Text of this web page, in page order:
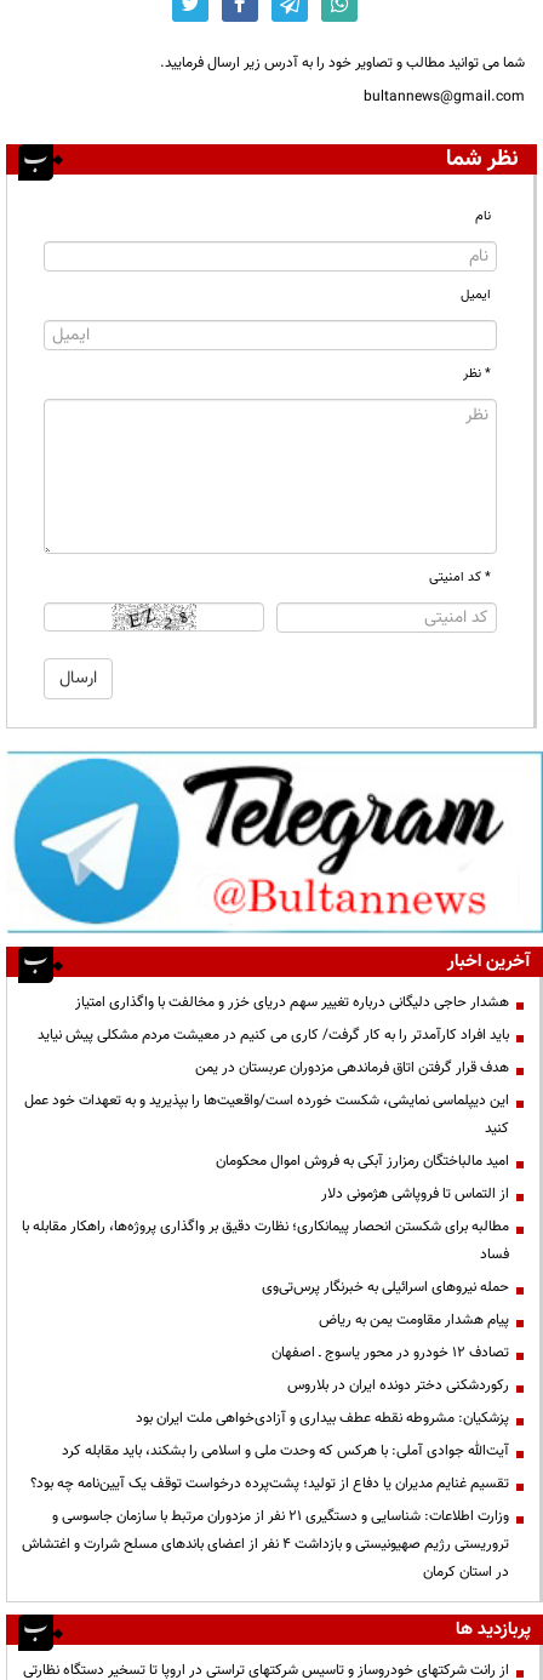
شما می توانید مطالب و تصاویر خود را به آدرس زیر ارسال فرمایید.
bultannews@gmail.com
نظر شما
نام
ایمیل
* نظر
* کد امنیتی
آخرین اخبار
هشدار حاجی دلیگانی درباره تغییر سهم دریای خزر و مخالفت با واگذاری امتیاز
باید افراد کارآمدتر را به کار گرفت/ کاری می کنیم در معیشت مردم مشکلی پیش نیاید
هدف قرار گرفتن اتاق‌ فرماندهی مزدوران عربستان در یمن
این دیپلماسی نمایشی، شکست خورده است/واقعیت‌ها را بپذیرید و به تعهدات خود عمل
کنید
امید مالباختگان رمزارز آبکی به فروش اموال محکومان
از التماس تا فروپاشی هژمونی دلار
مطالبه برای شکستن انحصار پیمانکاری؛ نظارت دقیق بر واگذاری پروژه‌ها، راهکار مقابله با
فساد
حمله نیروهای اسرائیلی به خبرنگار پرس‌تی‌وی
پیام هشدار مقاومت یمن به ریاض
تصادف ۱۲ خودرو در محور یاسوج ـ اصفهان
رکوردشکنی دختر دونده ایران در بلاروس
پزشکیان: مشروطه نقطه عطف بیداری و آزادی‌خواهی ملت ایران بود
آیت‌الله جوادی آملی: با هرکس که وحدت ملی و اسلامی را بشکند، باید مقابله کرد
تقسیم غنایم مدیران یا دفاع از تولید؛ پشت‌پرده درخواست توقف یک آیین‌نامه چه بود؟
وزارت اطلاعات: شناسایی و دستگیری ۲۱ نفر از مزدوران مرتبط با سازمان جاسوسی و
تروریستی رژیم صهیونیستی و بازداشت ۴ نفر از اعضای باندهای مسلح شرارت و اغتشاش
در استان کرمان
پربازدید ها
از رانت‌ شرکتهای خودروساز و تاسیس شرکتهای تراستی در اروپا تا تسخیر دستگاه نظارتی